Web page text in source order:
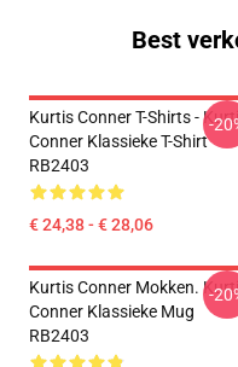
Best
Kurtis Conner T-Shirts -
Conner Klassieke T-Shirt
RB2403
€ 24,38 - € 28,06
-
Kurtis Conner Mokken.
Conner Klassieke Mug
RB2403
-